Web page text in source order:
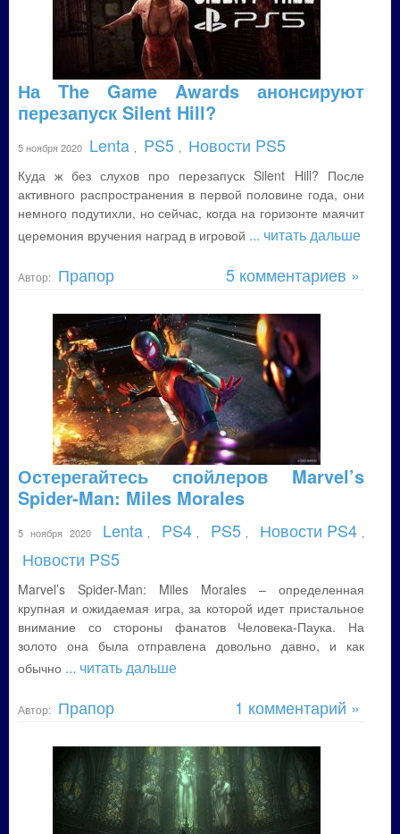
На The Game Awards анонсируют
перезапуск Silent Hill?
5 ноября 2020 Lenta PS5 Новости PS5
Куда ж без слухов про перезапуск Silent Hill? После
активного распространения в первой половине года, они
немного подутихли, но сейчас, когда на горизонте маячит
церемония вручения наград в игровой ... читать дальше
Автор: Прапор 5 комментариев »
Остерегайтесь спойлеров Marvel’s
Spider-Man: Miles Morales
5 ноября 2020 Lenta PS4 PS5 Новости PS4
Новости PS5
Marvel’s Spider-Man: Miles Morales – определенная
крупная и ожидаемая игра, за которой идет пристальное
внимание со стороны фанатов Человека-Паука. На
золото она была отправлена довольно давно, и как
обычно ... читать дальше
Автор: Прапор 1 комментарий »